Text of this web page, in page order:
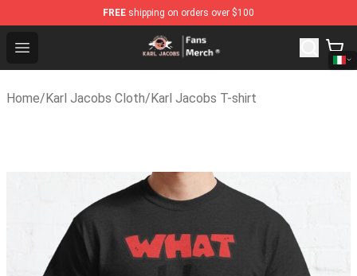
FREE shipping on orders over $100
Open menu
Karl Jacobs Store - Official Karl Jacobs Merchandise
Home/Karl Jacobs Cloth/Karl Jacobs T-shirt